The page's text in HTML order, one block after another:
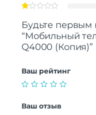
Будьте первым
“Мобильный
Q4000 (Копия)”
Ваш рейтинг
Ваш отзыв